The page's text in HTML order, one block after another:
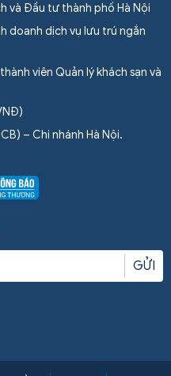
và Đầu tư thành phố Hà Nội
doanh dịch vụ lưu trú ngắn
viên Quản lý khách sạn và
– Chi nhánh Hà Nội.
GỬI